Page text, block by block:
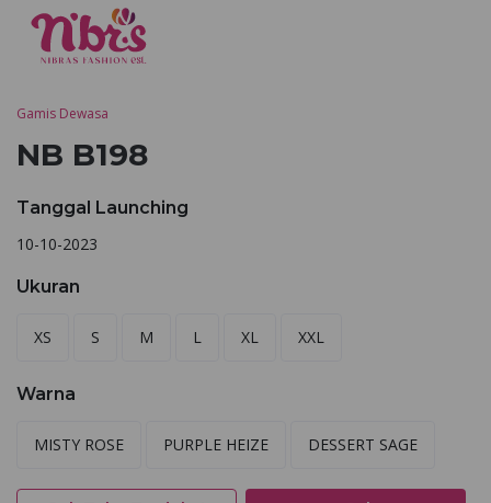
Gamis Dewasa
NB B198
Tanggal Launching
10-10-2023
Ukuran
XS S M L XL XXL
Warna
MISTY ROSE PURPLE HEIZE DESSERT SAGE